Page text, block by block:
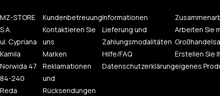
MZ-STORE
S.A.
ul. Cypriana
Kamila
Norwida 47
84-240
Reda
Kundenbetreuung
Kontaktieren Sie
uns
Marken
Reklamationen
und
Rücksendungen
Informationen
Lieferung und
Zahlungsmodalitäten
Hilfe/FAQ
Datenschutzerklärung
Arbeiten Sie
Erstellen Sie
eigenes